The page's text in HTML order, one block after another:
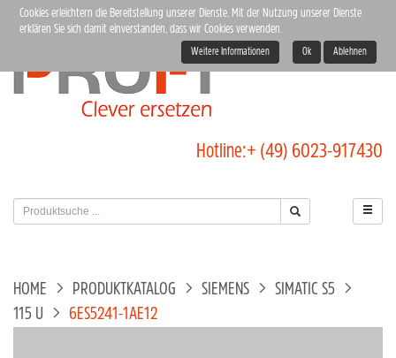
Hotline:+ (49) 6023-917430
HOME PRODUKTKATALOG SIEMENS
SIMATIC S5
115 U
6ES5241-1AE12
Cookies erleichtern die Bereitstellung unserer Dienste. Mit der Nutzung unserer Dienste
erklären Sie sich damit einverstanden, dass wir Cookies verwenden.
Weitere Informationen Ok Ablehnen